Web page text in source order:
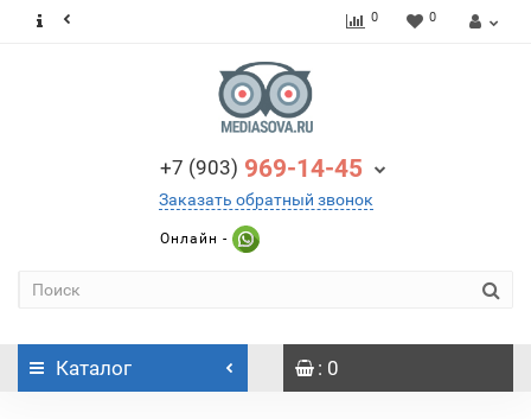
0 0
+7 (903) 969-14-45
Заказать обратный звонок
Онлайн -
Каталог : 0